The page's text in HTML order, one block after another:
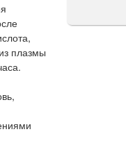
плазмы